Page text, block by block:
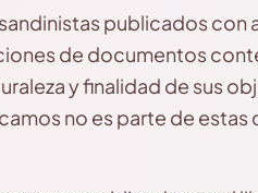
publicados con
de documentos
y finalidad de sus
no es parte de estas